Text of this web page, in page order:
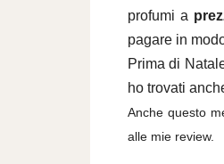
profumi a
pagare in
Prima di
ho trovati
Anche questo
alle mie review.